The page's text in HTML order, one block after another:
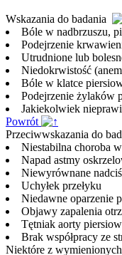
Wskazania do badania
Bóle w nadbrzuszu,
Podejrzenie
Utrudnione lub
Niedokrwistość
Bóle w klatce
Podejrzenie żylaków
Jakiekolwiek
Powrót
Przeciwwskazania do
Niestabilna choroba
Napad astmy
Niewyrównane
Uchyłek przełyku
Niedawne oparzenie
Objawy zapalenia
Tętniak aorty
Brak współpracy ze
Niektóre z